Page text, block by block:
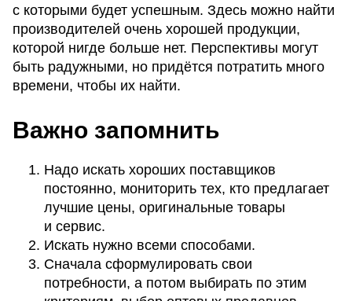
с которыми будет успешным. Здесь можно найти
производителей очень хорошей продукции,
которой нигде больше нет. Перспективы могут
быть радужными, но придётся потратить много
времени, чтобы их найти.
Важно запомнить
Надо искать хороших поставщиков
постоянно, мониторить тех, кто предлагает
лучшие цены, оригинальные товары
и сервис.
Искать нужно всеми способами.
Сначала сформулировать свои
потребности, а потом выбирать по этим